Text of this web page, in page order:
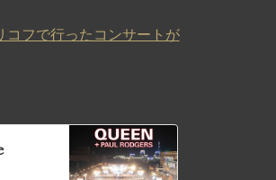
フで行ったコンサートが